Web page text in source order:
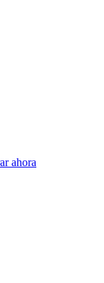
ahora